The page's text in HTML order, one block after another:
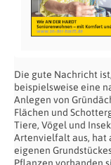
Die gute Nachricht
beispielsweise eine
Anlegen von
Flächen und
Tiere, Vögel und
Artenvielfalt aus, hat
eigenen
Pflanzen vorhanden